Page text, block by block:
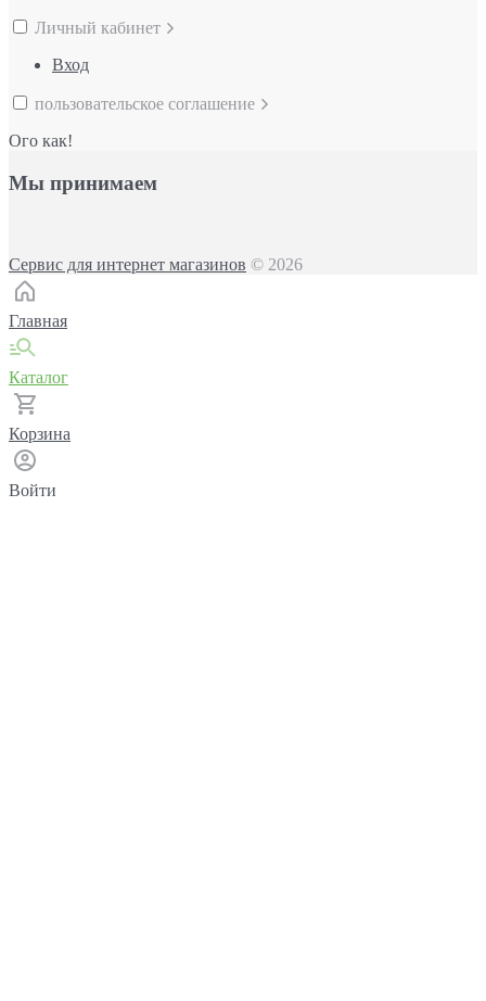
Личный кабинет
Вход
пользовательское соглашение
Ого как!
Мы принимаем
Сервис для интернет магазинов © 2026
Главная
Каталог
Корзина
Войти